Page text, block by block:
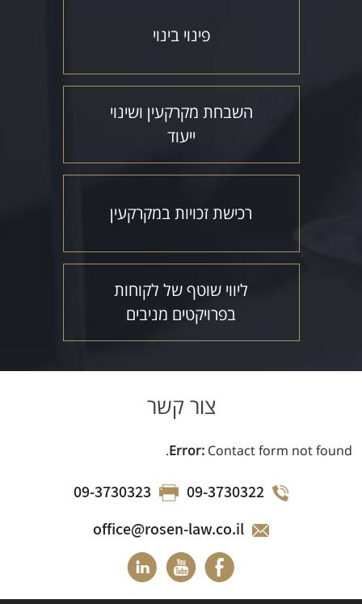
פינוי בינוי
השבחת מקרקעין ושינוי
ייעוד
רכישת זכויות במקרקעין
ליווי שוטף של לקוחות
בפרויקטים מניבים
צור קשר
Error: Contact form not found.
09-3730322
09-3730323
office@rosen-law.co.il